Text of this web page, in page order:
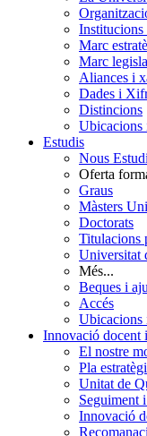
Marc
Marc
Aliances i
Dades i
Distincions
Ubicacions
Estudis
Nous
Oferta
Graus
Màsters
Doctorats
Titulacions
Universitat
Més...
Beques i
Accés
Ubicacions
Innovació docent
El nostre
Pla
Unitat de
Seguiment
Innovació